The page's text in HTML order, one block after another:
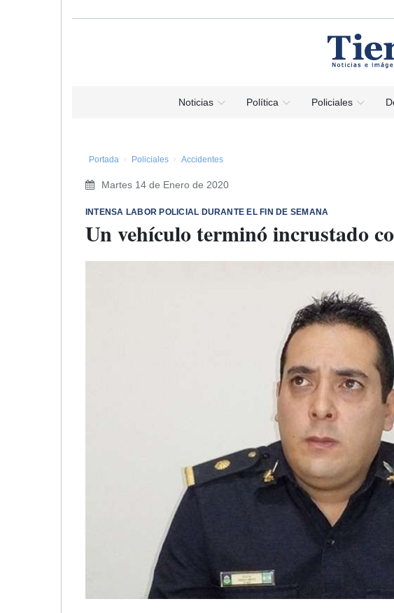
Noticias Política Policiales
Portada Policiales Accidentes
Martes 14 de Enero de 2020
INTENSA LABOR POLICIAL DURANTE EL FIN DE SEMANA
Un vehículo terminó incrustado